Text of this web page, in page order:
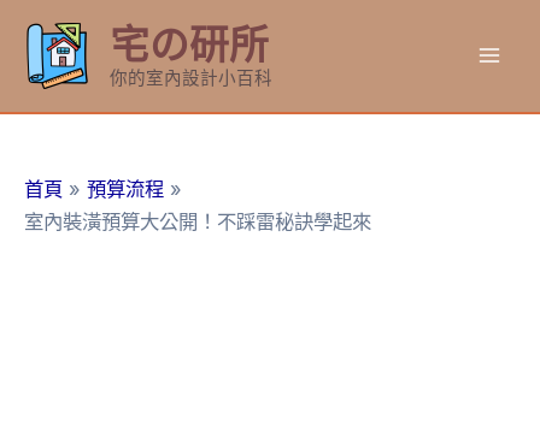
要
宅の研所
你的室內設計小百科
首頁
預算流程
室內裝潢預算大公開！不踩雷秘訣學起來